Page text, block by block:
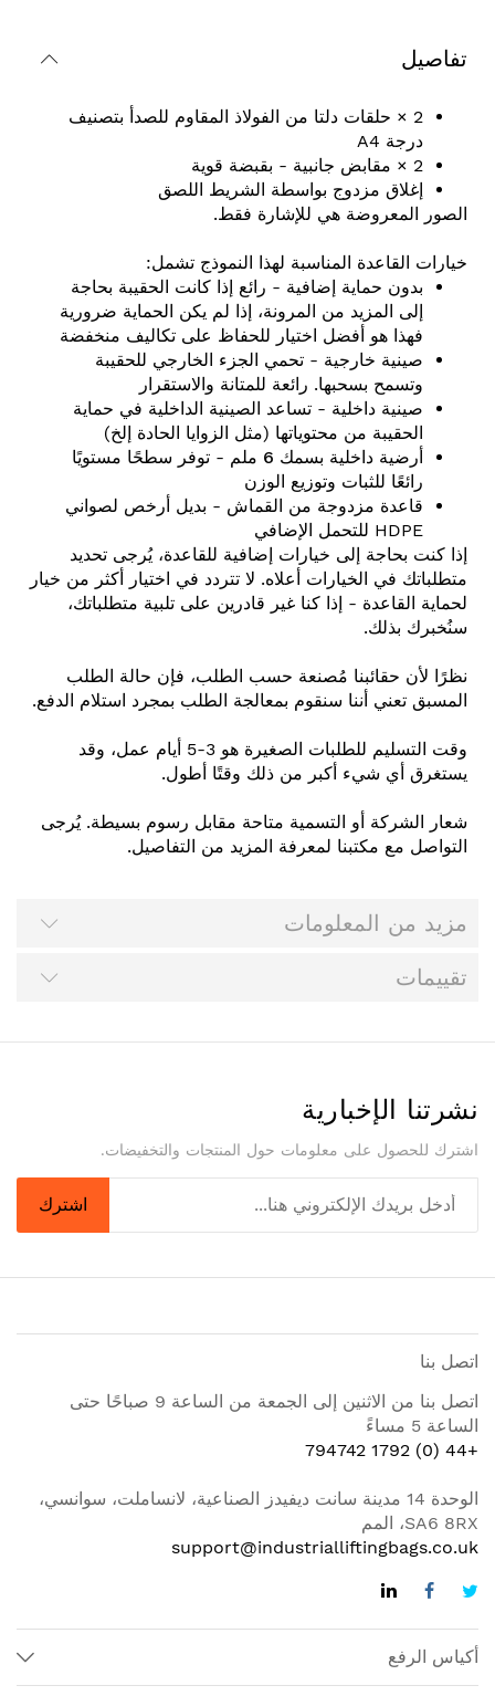
تفاصيل
2 × حلقات دلتا من الفولاذ المقاوم للصدأ بتصنيف
درجة A4
2 × مقابض جانبية - بقبضة قوية
إغلاق مزدوج بواسطة الشريط اللصق
الصور المعروضة هي للإشارة فقط.
خيارات القاعدة المناسبة لهذا النموذج تشمل:
بدون حماية إضافية - رائع إذا كانت الحقيبة بحاجة
إلى المزيد من المرونة، إذا لم يكن الحماية ضرورية
فهذا هو أفضل اختيار للحفاظ على تكاليف منخفضة
صينية خارجية - تحمي الجزء الخارجي للحقيبة
وتسمح بسحبها. رائعة للمتانة والاستقرار
صينية داخلية - تساعد الصينية الداخلية في حماية
الحقيبة من محتوياتها (مثل الزوايا الحادة إلخ)
أرضية داخلية بسمك 6 ملم
- توفر سطحًا مستويًا
رائعًا للثبات وتوزيع الوزن
قاعدة مزدوجة من القماش - بديل أرخص لصواني
HDPE للتحمل الإضافي
إذا كنت بحاجة إلى خيارات إضافية للقاعدة، يُرجى تحديد
متطلباتك في الخيارات أعلاه. لا تتردد في اختيار أكثر من خيار
لحماية القاعدة - إذا كنا غير قادرين على تلبية متطلباتك،
سنُخبرك بذلك.
نظرًا لأن حقائبنا مُصنعة حسب الطلب، فإن حالة الطلب
المسبق تعني أننا سنقوم بمعالجة الطلب بمجرد استلام الدفع.
وقت التسليم للطلبات الصغيرة هو 3-5 أيام عمل، وقد
يستغرق أي شيء أكبر من ذلك وقتًا أطول.
شعار الشركة أو التسمية متاحة مقابل رسوم بسيطة. يُرجى
التواصل مع مكتبنا لمعرفة المزيد من التفاصيل.
مزيد من المعلومات
تقييمات
نشرتنا الإخبارية
اشترك للحصول على معلومات حول المنتجات والتخفيضات.
اشترك
اتصل بنا
اتصل بنا من الاثنين إلى الجمعة من الساعة 9 صباحًا حتى
الساعة 5 مساءً
+44 (0) 1792 794742
الوحدة 14 مدينة سانت ديفيدز الصناعية، لانساملت، سوانسي،
SA6 8RX، المم
support@industrialliftingbags.co.uk
أكياس الرفع